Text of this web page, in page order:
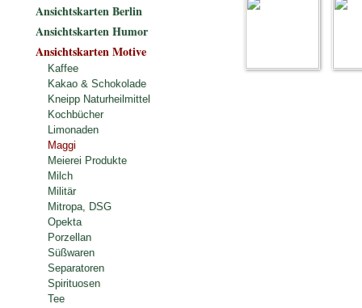
Ansichtskarten Berlin
Ansichtskarten Humor
Ansichtskarten Motive
Kaffee
Kakao & Schokolade
Kneipp Naturheilmittel
Kochbücher
Limonaden
Maggi
Meierei Produkte
Milch
Militär
Mitropa, DSG
Opekta
Porzellan
Süßwaren
Separatoren
Spirituosen
Tee